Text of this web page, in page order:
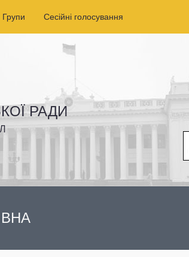
Групи Сесійні голосування
РАДИ